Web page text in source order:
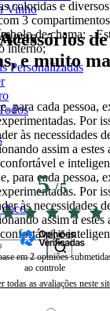
Vinho
Personalizadas
coloridas e
3
de chama; -
interno;
e muito
para cada pessoa,
Por
às necessidades
assim a estes
e
para cada pessoa,
Por
às necessidades
assim a estes
e
5/5
em2 opiniões
ao controle
todas as avaliações neste